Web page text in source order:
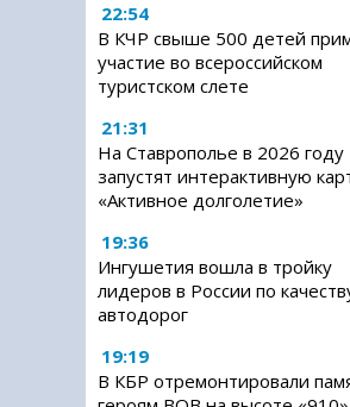
22:54
В КЧР свыше 500 детей
участие во всероссийском
туристском слете
21:31
На Ставрополье в 2026 году
запустят интерактивную
«Активное долголетие»
19:36
Ингушетия вошла в тройку
лидеров в России по
автодорог
19:19
В КБР отремонтировали